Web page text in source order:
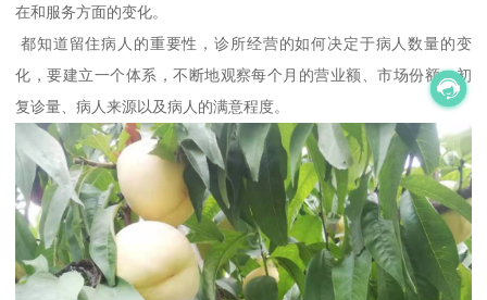
在和服务方面的变化。
都知道留住病人的重要性，诊所经营的如何决定于病人数量的变
化，要建立一个体系，不断地观察每个月的营业额、市场份额、初
复诊量、病人来源以及病人的满意程度。